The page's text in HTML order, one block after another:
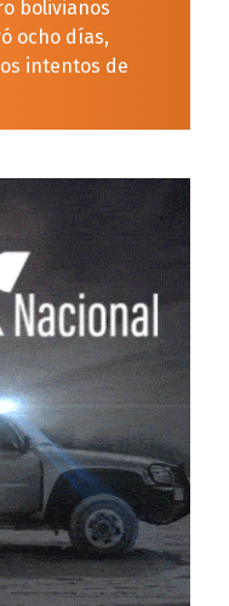
bolivianos
ocho días,
intentos de